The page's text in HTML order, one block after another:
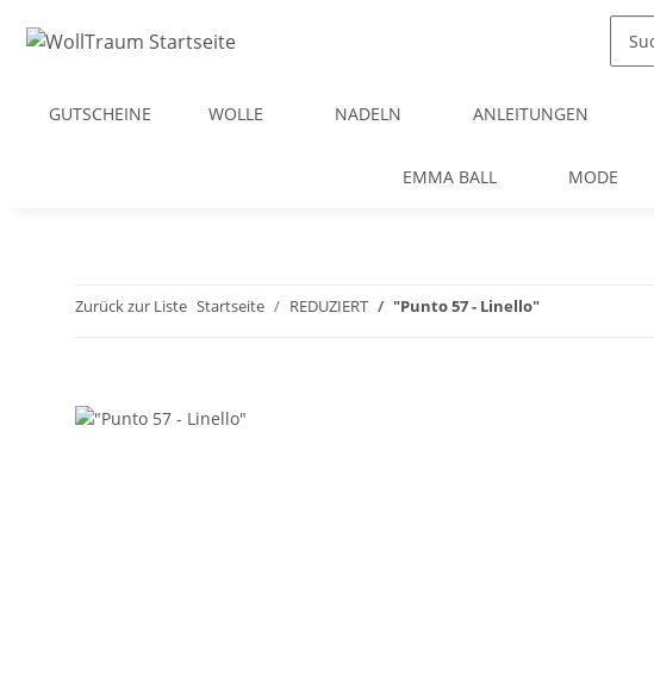
GUTSCHEINE WOLLE NADELN ANLEITUNGEN
EMMA BALL MODE
Zurück zur Liste Startseite REDUZIERT "Punto 57 - Linello"